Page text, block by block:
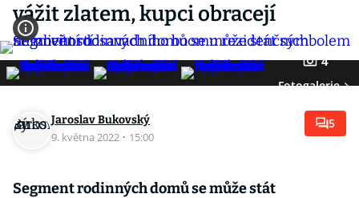
vážit zlatem, kupci obracejí
4
Fotogalerie
Jaroslav Bukovský
9. května 2022 · 15:00
5
Segment rodinných domů se může stát